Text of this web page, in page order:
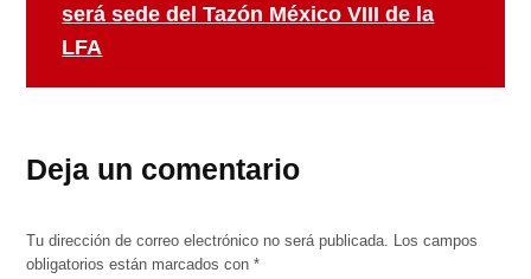
será sede del Tazón México VIII de la
LFA
Deja un comentario
Tu dirección de correo electrónico no será publicada. Los campos
obligatorios están marcados con*